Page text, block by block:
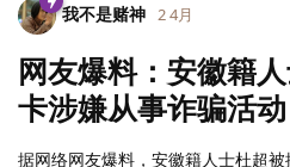
我不是赌神 2 4月
网友爆料：安徽籍
卡涉嫌从事诈骗活动
据网络网友爆料，安徽籍人士杜超